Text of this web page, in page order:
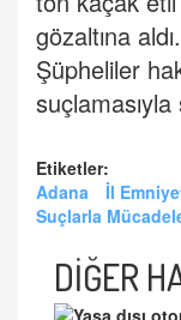
gözaltına aldı.
Şüpheliler
suçlamasıyla
Etiketler:
Adana
İl
Suçlarla
DİĞER